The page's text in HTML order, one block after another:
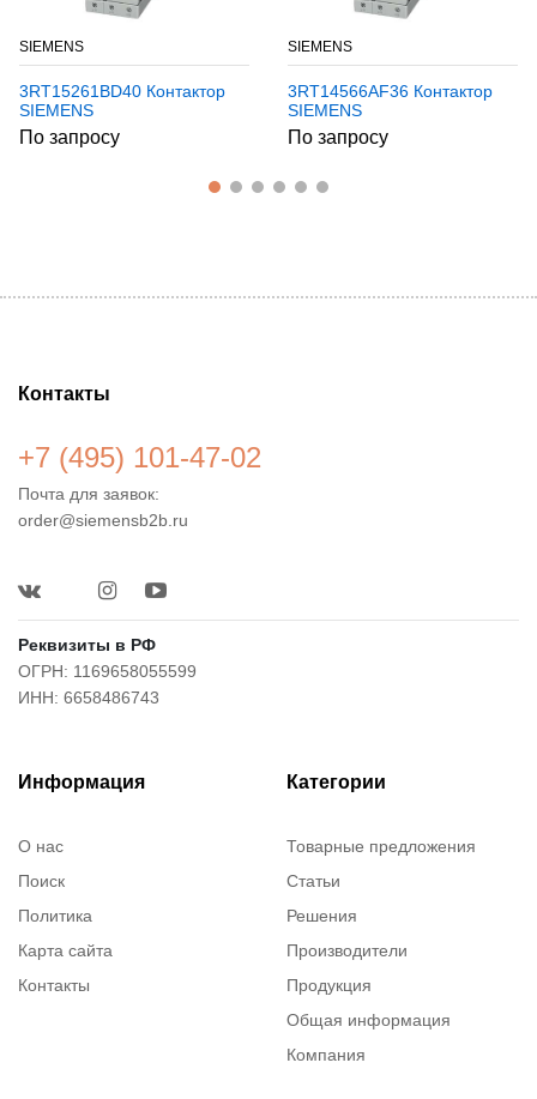
SIEMENS
3RT15261BD40 Контактор
SIEMENS
По запросу
SIEMENS
3RT14566AF36 Контактор
SIEMENS
По запросу
Контакты
+7 (495) 101-47-02
Почта для заявок:
order@siemensb2b.ru
Реквизиты в РФ
ОГРН: 1169658055599
ИНН: 6658486743
Информация
О нас
Поиск
Политика
Карта сайта
Контакты
Категории
Товарные предложения
Статьи
Решения
Производители
Продукция
Общая информация
Компания